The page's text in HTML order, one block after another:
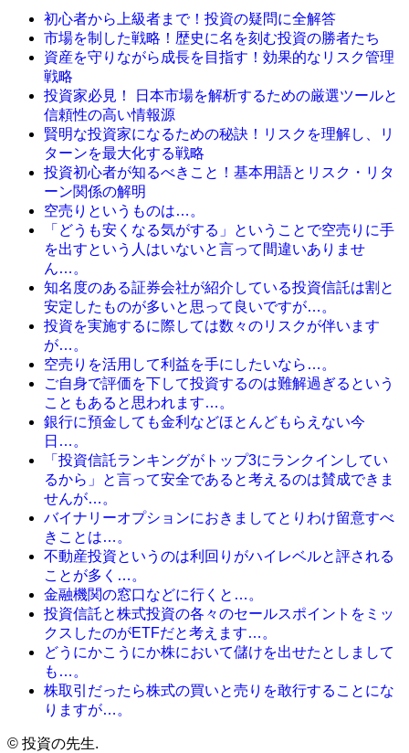
初心者から上級者まで！投資の疑問に全解答
市場を制した戦略！歴史に名を刻む投資の勝者たち
資産を守りながら成長を目指す！効果的なリスク管理
戦略
投資家必見！ 日本市場を解析するための厳選ツールと
信頼性の高い情報源
賢明な投資家になるための秘訣！リスクを理解し、リ
ターンを最大化する戦略
投資初心者が知るべきこと！基本用語とリスク・リタ
ーン関係の解明
空売りというものは…。
「どうも安くなる気がする」ということで空売りに手
を出すという人はいないと言って間違いありませ
ん…。
知名度のある証券会社が紹介している投資信託は割と
安定したものが多いと思って良いですが…。
投資を実施するに際しては数々のリスクが伴います
が…。
空売りを活用して利益を手にしたいなら…。
ご自身で評価を下して投資するのは難解過ぎるという
こともあると思われます…。
銀行に預金しても金利などほとんどもらえない今
日…。
「投資信託ランキングがトップ3にランクインしてい
るから」と言って安全であると考えるのは賛成できま
せんが…。
バイナリーオプションにおきましてとりわけ留意すべ
きことは…。
不動産投資というのは利回りがハイレベルと評される
ことが多く…。
金融機関の窓口などに行くと…。
投資信託と株式投資の各々のセールスポイントをミッ
クスしたのがETFだと考えます…。
どうにかこうにか株において儲けを出せたとしまして
も…。
株取引だったら株式の買いと売りを敢行することにな
りますが…。
© 投資の先生.